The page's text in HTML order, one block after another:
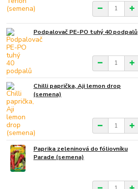
Podpalovač PE-PO tuhý 40 podpalů
Chilli paprička, Aji lemon drop
(semena)
Paprika zeleninová do fóliovníku
Parade (semena)